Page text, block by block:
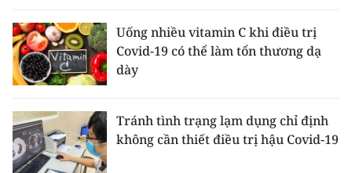
Uống nhiều vitamin C khi điều trị
Covid-19 có thể làm tổn thương dạ
dày
Tránh tình trạng lạm dụng chỉ định
không cần thiết điều trị hậu Covid-19